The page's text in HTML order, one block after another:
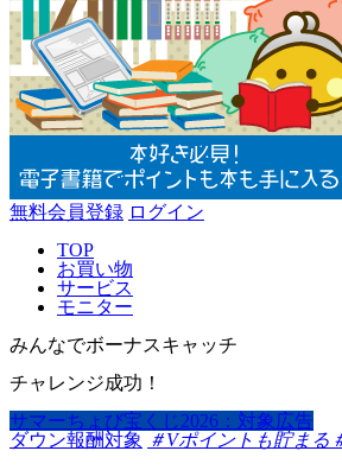
無料会員登録 ログイン
TOP
お買い物
サービス
モニター
みんなでボーナスキャッチ
チャレンジ成功！
サマーちょび宝くじ2026：対象広告
ダウン報酬対象 ＃Vポイントも貯まる